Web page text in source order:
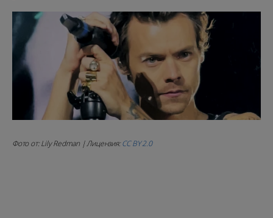
Фото от: Lily Redman | Лицензия:CC BY 2.0